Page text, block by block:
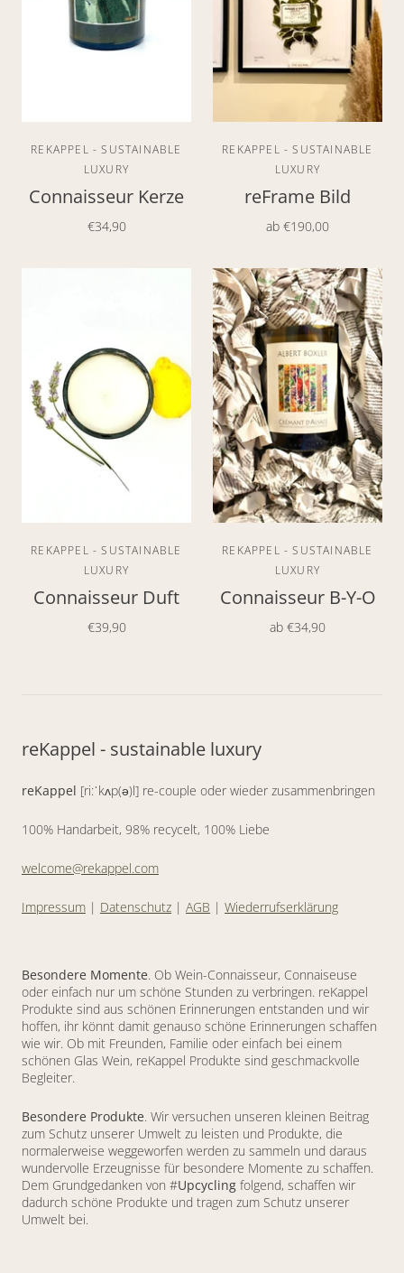
REKAPPEL - SUSTAINABLE
LUXURY
Connaisseur Kerze
€34,90
REKAPPEL - SUSTAINABLE
LUXURY
reFrame Bild
ab €190,00
REKAPPEL - SUSTAINABLE
LUXURY
Connaisseur Duft
€39,90
REKAPPEL - SUSTAINABLE
LUXURY
Connaisseur B-Y-O
ab €34,90
reKappel - sustainable luxury
reKappel [ri:ˈkʌp(ə)l] re-couple oder wieder zusammenbringen
100% Handarbeit, 98% recycelt, 100% Liebe
welcome@rekappel.com
Impressum | Datenschutz | AGB | Wiederrufserklärung
Besondere Momente. Ob Wein-Connaisseur, Connaiseuse
oder einfach nur um schöne Stunden zu verbringen. reKappel
Produkte sind aus schönen Erinnerungen entstanden und wir
hoffen, ihr könnt damit genauso schöne Erinnerungen schaffen
wie wir. Ob mit Freunden, Familie oder einfach bei einem
schönen Glas Wein, reKappel Produkte sind geschmackvolle
Begleiter.
Besondere Produkte. Wir versuchen unseren kleinen Beitrag
zum Schutz unserer Umwelt zu leisten und Produkte, die
normalerweise weggeworfen werden zu sammeln und daraus
wundervolle Erzeugnisse für besondere Momente zu schaffen.
Dem Grundgedanken von #Upcycling folgend, schaffen wir
dadurch schöne Produkte und tragen zum Schutz unserer
Umwelt bei.